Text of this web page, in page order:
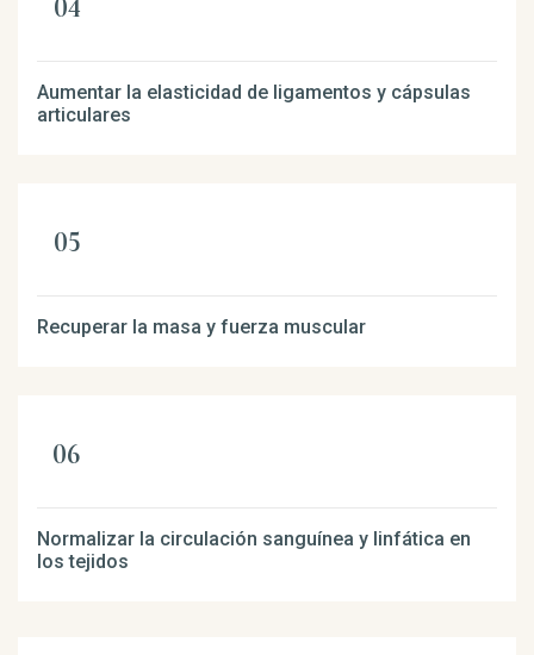
Aumentar la elasticidad de ligamentos y cápsulas
articulares
Recuperar la masa y fuerza muscular
Normalizar la circulación sanguínea y linfática en
los tejidos